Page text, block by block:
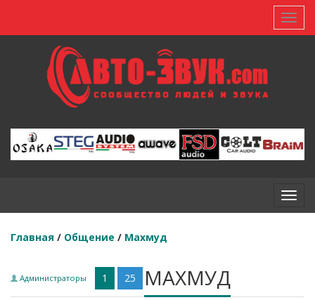
Главная / Общение / Махмуд
Администраторы 1 25 МАХМУД